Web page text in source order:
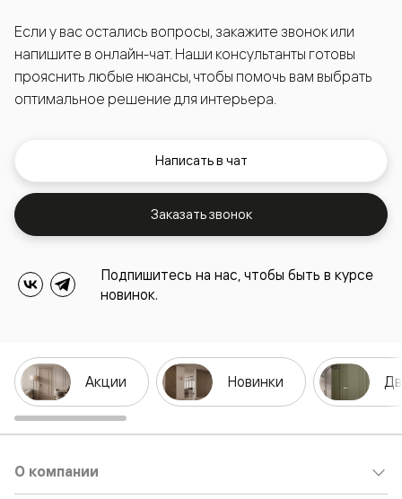
Если у вас остались вопросы, закажите звонок или
напишите в онлайн-чат. Наши консультанты готовы
прояснить любые нюансы, чтобы помочь вам выбрать
оптимальное решение для интерьера.
Написать в чат
Заказать звонок
Подпишитесь на нас, чтобы быть в курсе
новинок.
Акции Новинки
О компании